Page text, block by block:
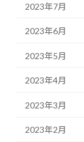
2023年7月
2023年6月
2023年5月
2023年4月
2023年3月
2023年2月